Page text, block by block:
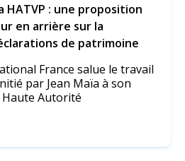
HATVP : une proposition
en arrière sur la
de patrimoine
France salue le travail
par Jean Maïa à son
Autorité